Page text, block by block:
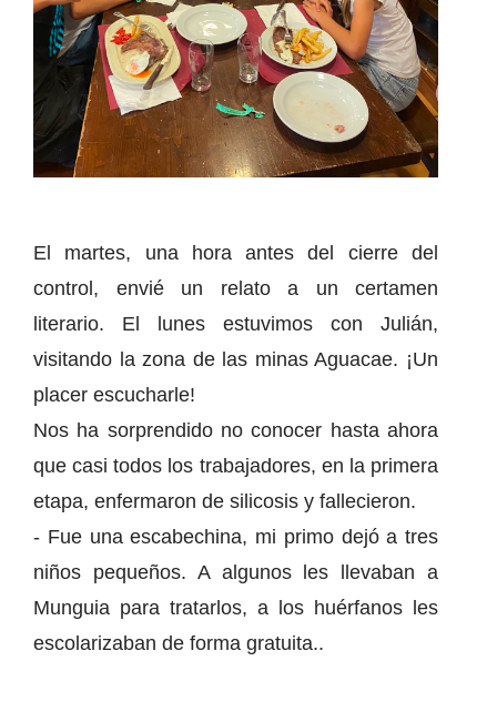
El martes, una hora antes del cierre del
control, envié un relato a un certamen
literario. El lunes estuvimos con Julián,
visitando la zona de las minas Aguacae. ¡Un
placer escucharle!
Nos ha sorprendido no conocer hasta ahora
que casi todos los trabajadores, en la primera
etapa, enfermaron de silicosis y fallecieron.
- Fue una escabechina, mi primo dejó a tres
niños pequeños. A algunos les llevaban a
Munguia para tratarlos, a los huérfanos les
escolarizaban de forma gratuita..